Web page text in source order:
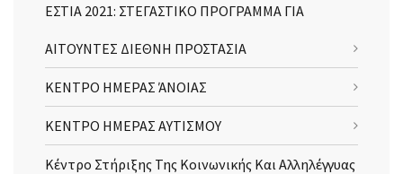
ΕΣΤΙΑ 2021: ΣΤΕΓΑΣΤΙΚΟ ΠΡΟΓΡΑΜΜΑ ΓΙΑ
ΑΙΤΟΥΝΤΕΣ ΔΙΕΘΝΗ ΠΡΟΣΤΑΣΙΑ
ΚΕΝΤΡΟ ΗΜΕΡΑΣ ΆΝΟΙΑΣ
ΚΕΝΤΡΟ ΗΜΕΡΑΣ ΑΥΤΙΣΜΟΥ
Κέντρο Στήριξης Της Κοινωνικής Και Αλληλέγγυας